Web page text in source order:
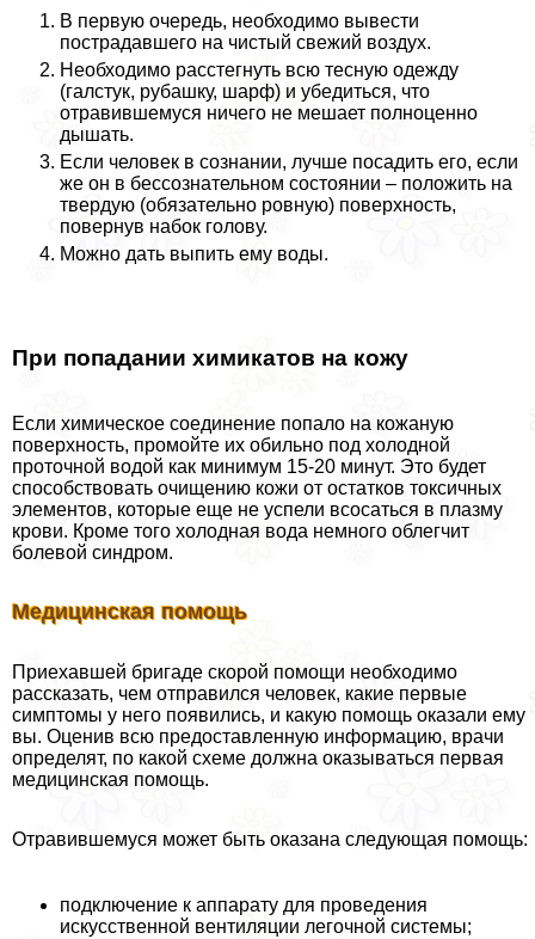
В первую очередь, необходимо вывести
пострадавшего на чистый свежий воздух.
Необходимо расстегнуть всю тесную одежду
(галстук, рубашку, шарф) и убедиться, что
отравившемуся ничего не мешает полноценно
дышать.
Если человек в сознании, лучше посадить его, если
же он в бессознательном состоянии – положить на
твердую (обязательно ровную) поверхность,
повернув набок голову.
Можно дать выпить ему воды.
При попадании химикатов на кожу
Если химическое соединение попало на кожаную
поверхность, промойте их обильно под холодной
проточной водой как минимум 15-20 минут. Это будет
способствовать очищению кожи от остатков токсичных
элементов, которые еще не успели всосаться в плазму
крови. Кроме того холодная вода немного облегчит
болевой синдром.
Медицинская помощь
Приехавшей бригаде скорой помощи необходимо
рассказать, чем отправился человек, какие первые
симптомы у него появились, и какую помощь оказали ему
вы. Оценив всю предоставленную информацию, врачи
определят, по какой схеме должна оказываться первая
медицинская помощь.
Отравившемуся может быть оказана следующая помощь:
подключение к аппарату для проведения
искусственной вентиляции легочной системы;